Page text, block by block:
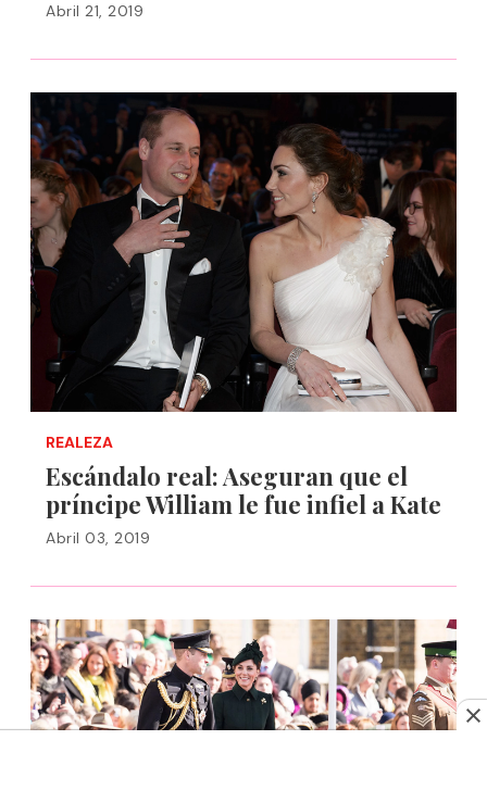
Abril 21, 2019
REALEZA
Escándalo real: Aseguran que el
príncipe William le fue infiel a Kate
Abril 03, 2019